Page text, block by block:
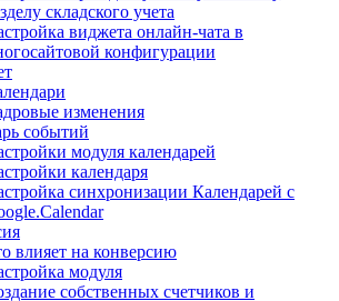
складского учета
виджета онлайн-чата в
конфигурации
изменения
событий
модуля календарей
календаря
синхронизации Календарей с
влияет на конверсию
модуля
собственных счетчиков и